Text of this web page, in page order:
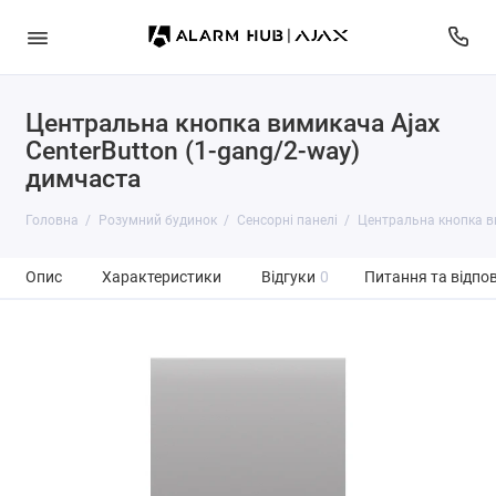
Центральна кнопка вимикача Ajax
CenterButton (1-gang/2-way)
димчаста
Головна Розумний будинок Сенсорні панелі Центральна кнопка
Опис Характеристики Відгуки 0 Питання та